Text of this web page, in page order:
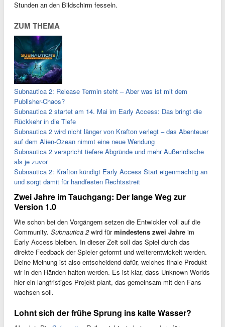
Stunden an den Bildschirm fesseln.
ZUM THEMA
Subnautica 2: Release Termin steht – Aber was ist mit dem
Publisher-Chaos?
Subnautica 2 startet am 14. Mai im Early Access: Das bringt die
Rückkehr in die Tiefe
Subnautica 2 wird nicht länger von Krafton verlegt – das Abenteuer
auf dem Alien-Ozean nimmt eine neue Wendung
Subnautica 2 verspricht tiefere Abgründe und mehr Außerirdische
als je zuvor
Subnautica 2: Krafton kündigt Early Access Start eigenmächtig an
und sorgt damit für handfesten Rechtsstreit
Zwei Jahre im Tauchgang: Der lange Weg zur
Version 1.0
Wie schon bei den Vorgängern setzen die Entwickler voll auf die
Community. Subnautica 2wird fürmindestens zwei Jahre im
Early Access bleiben. In dieser Zeit soll das Spiel durch das
direkte Feedback der Spieler geformt und weiterentwickelt werden.
Deine Meinung ist also entscheidend dafür, welches finale Produkt
wir in den Händen halten werden. Es ist klar, dass Unknown Worlds
hier ein langfristiges Projekt plant, das gemeinsam mit den Fans
wachsen soll.
Lohnt sich der frühe Sprung ins kalte Wasser?